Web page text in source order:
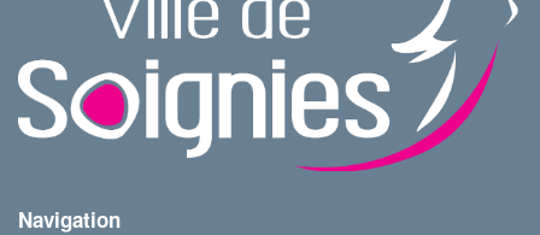
Navigation